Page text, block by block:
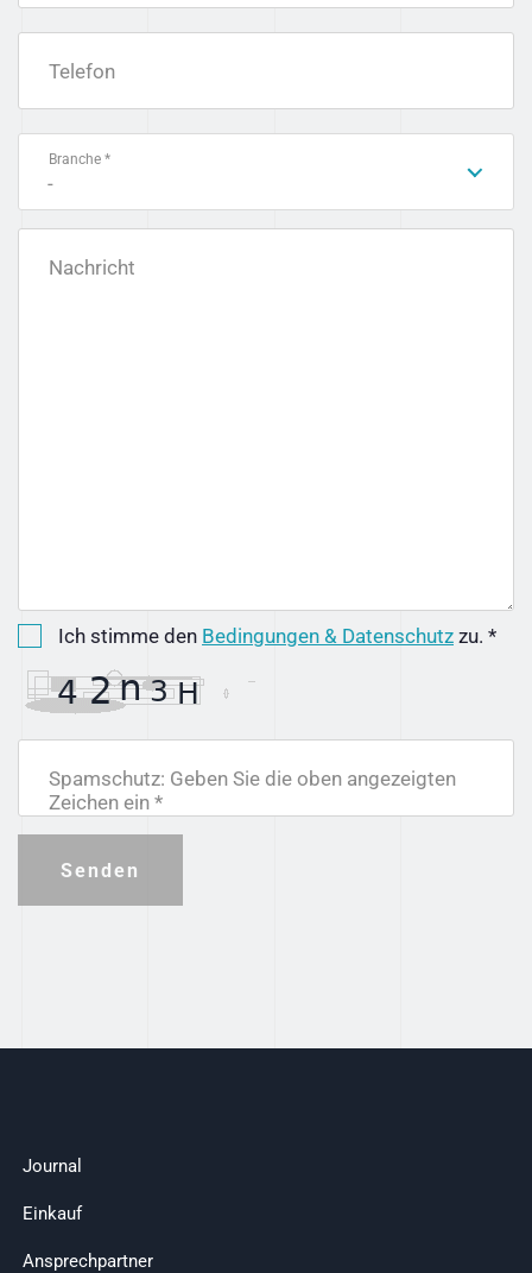
Telefon
Branche *
-
Nachricht
Ich stimme den Bedingungen & Datenschutz zu. *
Spamschutz: Geben Sie die oben angezeigten
Zeichen ein *
Senden
Journal
Einkauf
Ansprechpartner